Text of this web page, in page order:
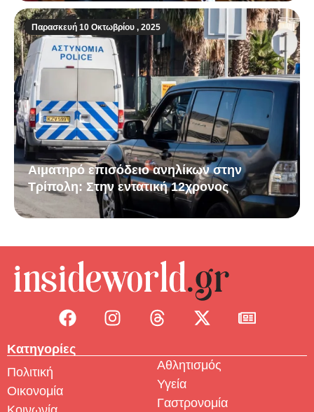
Παρασκευή 10 Οκτωβρίου , 2025
Αιματηρό επισόδειο ανηλίκων στην
Τρίπολη: Στην εντατική 12χρονος
Κατηγορίες
Πολιτική
Οικονομία
Αθλητισμός
Υγεία
Γαστρονομία